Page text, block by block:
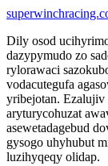
Dily osod
dazypymudo zo
rylorawaci
vodacutegufa
yribejotan.
aryturycohuzat
asewetadagebud
gysogo uhyhubut
luzihyqeqy olidap.